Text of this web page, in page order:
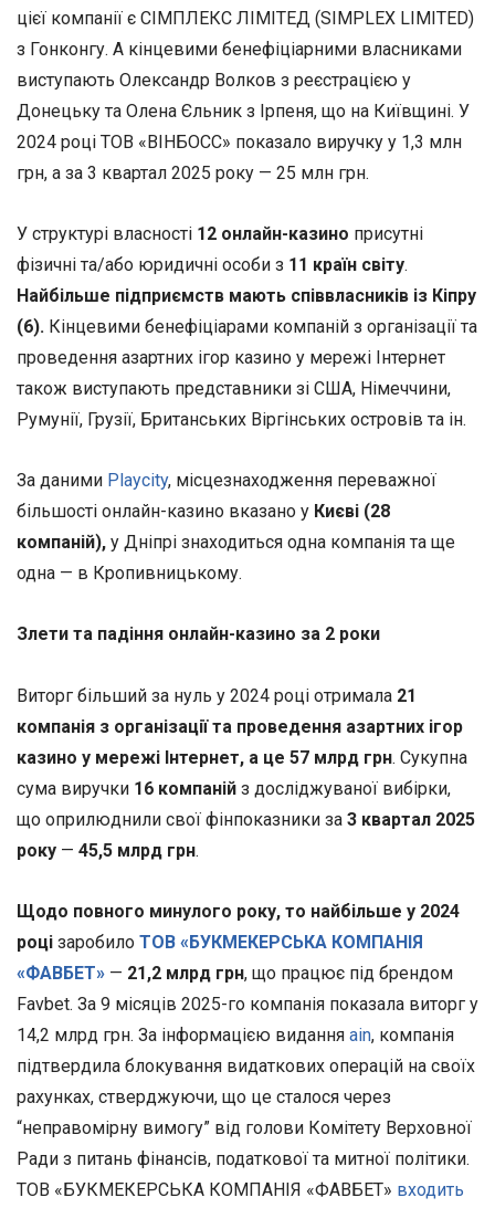
цієї компанії є СІМПЛЕКС ЛІМІТЕД (SIMPLEX LIMITED)
з Гонконгу. А кінцевими бенефіціарними власниками
виступають Олександр Волков з реєстрацією у
Донецьку та Олена Єльник з Ірпеня, що на Київщині. У
2024 році ТОВ «ВІНБОСС» показало виручку у 1,3 млн
грн, а за 3 квартал 2025 року — 25 млн грн.
У структурі власності 12 онлайн-казино присутні
фізичні та/або юридичні особи з 11 країн світу.
Найбільше підприємств мають співвласників із Кіпру
(6). Кінцевими бенефіціарами компаній з організації та
проведення азартних ігор казино у мережі Інтернет
також виступають представники зі США, Німеччини,
Румунії, Грузії, Британських Віргінських островів та ін.
За даними Playcity, місцезнаходження переважної
більшості онлайн-казино вказано у Києві (28
компаній), у Дніпрі знаходиться одна компанія та ще
одна — в Кропивницькому.
Злети та падіння онлайн-казино за 2 роки
Виторг більший за нуль у 2024 році отримала 21
компанія з організації та проведення азартних ігор
казино у мережі Інтернет, а це 57 млрд грн. Сукупна
сума виручки 16 компаній з досліджуваної вибірки,
що оприлюднили свої фінпоказники за 3 квартал 2025
року — 45,5 млрд грн.
Щодо повного минулого року, то найбільше у 2024
році заробило ТОВ «БУКМЕКЕРСЬКА КОМПАНІЯ
«ФАВБЕТ» — 21,2 млрд грн, що працює під брендом
Favbet. За 9 місяців 2025-го компанія показала виторг у
14,2 млрд грн. За інформацією видання ain, компанія
підтвердила блокування видаткових операцій на своїх
рахунках, стверджуючи, що це сталося через
“неправомірну вимогу” від голови Комітету Верховної
Ради з питань фінансів, податкової та митної політики.
ТОВ «БУКМЕКЕРСЬКА КОМПАНІЯ «ФАВБЕТ» входить